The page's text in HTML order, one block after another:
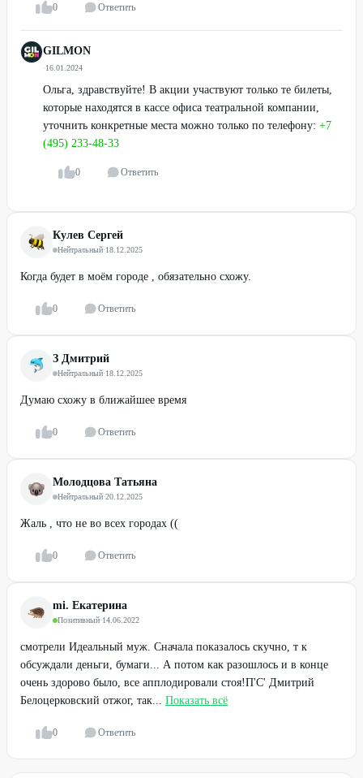
0 Ответить
GILMON
·16.01.2024
Ольга, здравствуйте! В акции участвуют только те билеты,
которые находятся в кассе офиса театральной компании,
уточнить конкретные места можно только по телефону: +7
(495) 233-48-33
0 Ответить
Кулев Сергей
Нейтральный·18.12.2025
Когда будет в моём городе , обязательно схожу.
0 Ответить
З Дмитрий
Нейтральный·18.12.2025
Думаю схожу в ближайшее время
0 Ответить
Молодцова Татьяна
Нейтральный·20.12.2025
Жаль , что не во всех городах ((
0 Ответить
mi. Екатерина
Позитивный·14.06.2022
смотрели Идеальный муж. Сначала показалось скучно, т к
обсуждали деньги, бумаги... А потом как разошлось и в конце
очень здорово было, все апплодировали стоя!П'С' Дмитрий
Белоцерковский отжог, так... Показать всё
0 Ответить